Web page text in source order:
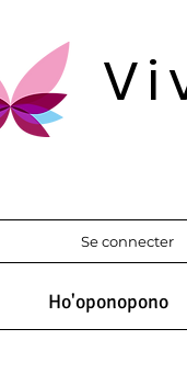
Se connecter
Ho'oponopono